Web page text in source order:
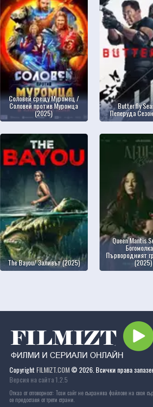
Соловей срещу Муромец /
Соловей против Муромца
(2025)
Butterfly
Пеперуда
The Bayou/ Заливът (2025)
Queen Mantis
Първородният
(2025)
Copyright FILMIZT.COM© 2026. Всички права
Версия на сайта 1.2.5
Отказ от отговорност: Този сайт не съхранява файлове на своя
се предоставя от трети страни.